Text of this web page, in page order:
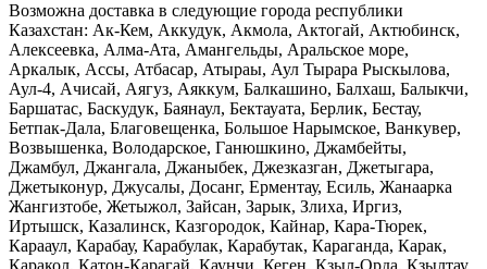
Возможна доставка в следующие города республики
Казахстан: Ак-Кем, Аккудук, Акмола, Актогай, Актюбинск,
Алексеевка, Алма-Ата, Амангельды, Аральское море,
Аркалык, Ассы, Атбасар, Атыраы, Аул Тырара Рыскылова,
Аул-4, Ачисай, Аягуз, Аяккум, Балкашино, Балхаш, Балыкчи,
Баршатас, Баскудук, Баянаул, Бектауата, Берлик, Бестау,
Бетпак-Дала, Благовещенка, Большое Нарымское, Ванкувер,
Возвышенка, Володарское, Ганюшкино, Джамбейты,
Джамбул, Джангала, Джаныбек, Джезказган, Джетыгара,
Джетыконур, Джусалы, Досанг, Ерментау, Есиль, Жанаарка
Жангизтобе, Жетыжол, Зайсан, Зарык, Злиха, Иргиз,
Иртышск, Казалинск, Казгородок, Кайнар, Кара-Тюрек,
Карааул, Карабау, Карабулак, Карабутак, Караганда, Карак,
Каракол, Катон-Карагай, Каунчи, Кеген, Кзыл-Орда, Кзылтау,